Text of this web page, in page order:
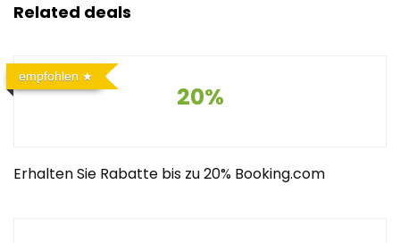
Related deals
empfohlen
20%
Erhalten Sie Rabatte bis zu 20% Booking.com